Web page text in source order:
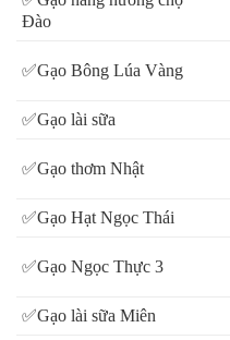
Đào
✅Gạo Bông Lúa Vàng
✅Gạo lài sữa
✅Gạo thơm Nhật
✅Gạo Hạt Ngọc Thái
✅Gạo Ngọc Thực 3
✅Gạo lài sữa Miên